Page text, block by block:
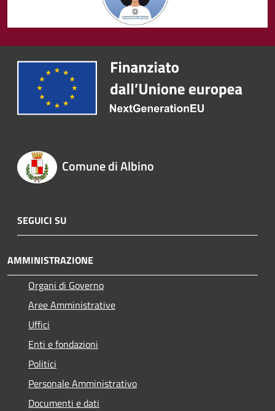
Comune di Albino
SEGUICI SU
AMMINISTRAZIONE
Organi di Governo
Aree Amministrative
Uffici
Enti e fondazioni
Politici
Personale Amministrativo
Documenti e dati